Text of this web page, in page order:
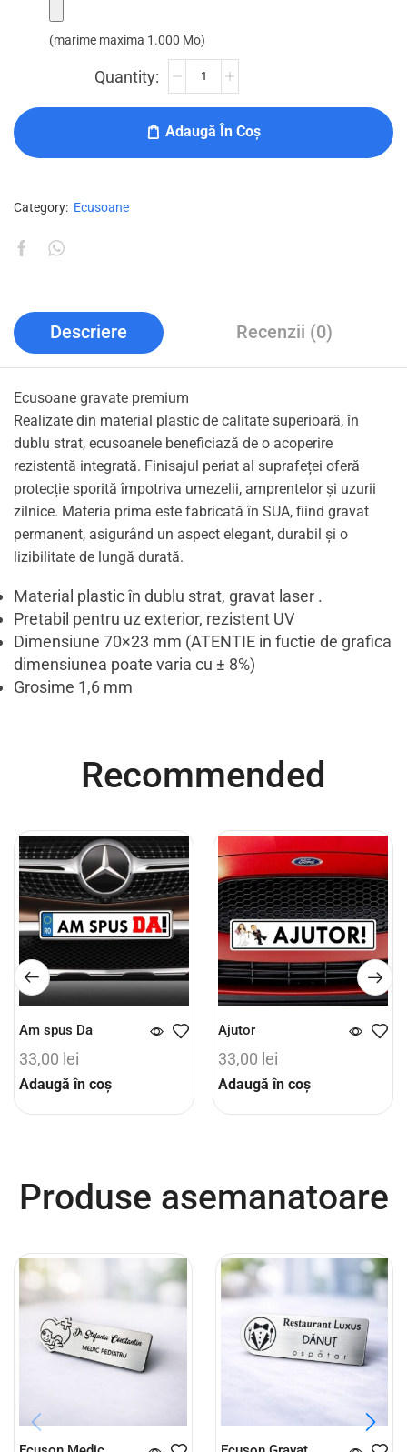
(marime maxima 1.000 Mo)
Adaugă În Coș
Category: Ecusoane
Descriere Recenzii (0)
Ecusoane gravate premium
Realizate din material plastic de calitate superioară, în
dublu strat, ecusoanele beneficiază de o acoperire
rezistentă integrată. Finisajul periat al suprafeței oferă
protecție sporită împotriva umezelii, amprentelor și uzurii
zilnice. Materia prima este fabricată în SUA, fiind gravat
permanent, asigurând un aspect elegant, durabil și o
lizibilitate de lungă durată.
Material plastic în dublu strat, gravat laser .
Pretabil pentru uz exterior, rezistent UV
Dimensiune 70×23 mm (ATENTIE in fuctie de grafica
dimensiunea poate varia cu ± 8%)
Grosime 1,6 mm
Recommended
Am spus Da
33,00 lei
Adaugă în coș
Ajutor
33,00 lei
Adaugă în coș
Produse asemanatoare